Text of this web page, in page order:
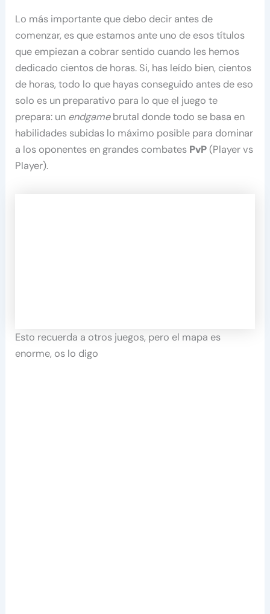
Lo más importante que debo decir antes de
comenzar, es que estamos ante uno de esos títulos
que empiezan a cobrar sentido cuando les hemos
dedicado cientos de horas. Si, has leído bien, cientos
de horas, todo lo que hayas conseguido antes de eso
solo es un preparativo para lo que el juego te
prepara: un endgamebrutal donde todo se basa en
habilidades subidas lo máximo posible para dominar
a los oponentes en grandes combates PvP(Player vs
Player).
Esto recuerda a otros juegos, pero el mapa es
enorme, os lo digo